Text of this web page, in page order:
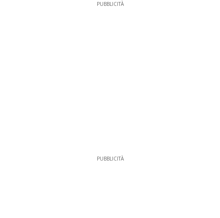
PUBBLICITÀ
PUBBLICITÀ